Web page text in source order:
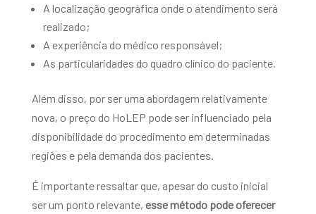
A localização geográfica onde o atendimento será
realizado;
A experiência do médico responsável;
As particularidades do quadro clínico do paciente.
Além disso, por ser uma abordagem relativamente
nova, o preço do HoLEP pode ser influenciado pela
disponibilidade do procedimento em determinadas
regiões e pela demanda dos pacientes.
É importante ressaltar que, apesar do custo inicial
ser um ponto relevante, esse método pode oferecer